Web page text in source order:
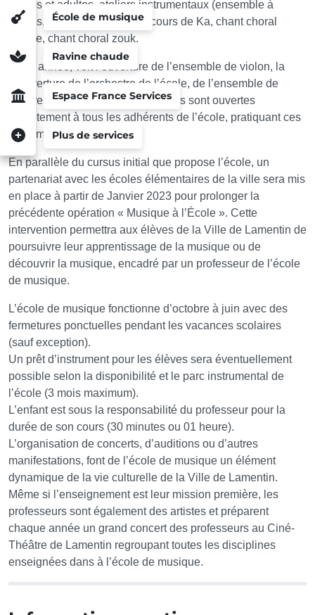
École de musique
Ravine chaude
Espace France Services
Plus de services
jeunes et adultes, ateliers instrumentaux (ensemble à
cordes, musique actuelle…) cours de Ka, chant choral
lyrique, chant choral zouk.
Cette année, voit l’ouverture de l’ensemble de violon, la
réouverture de l’orchestre de l’école, de l’ensemble de
guitare et de steel pan. Ces classes sont ouvertes
gratuitement à tous les adhérents de l’école, pratiquant ces
instruments.
En parallèle du cursus initial que propose l’école, un
partenariat avec les écoles élémentaires de la ville sera mis
en place à partir de Janvier 2023 pour prolonger la
précédente opération « Musique à l’École ». Cette
intervention permettra aux élèves de la Ville de Lamentin de
poursuivre leur apprentissage de la musique ou de
découvrir la musique, encadré par un professeur de l’école
de musique.
L’école de musique fonctionne d’octobre à juin avec des
fermetures ponctuelles pendant les vacances scolaires
(sauf exception).
Un prêt d’instrument pour les élèves sera éventuellement
possible selon la disponibilité et le parc instrumental de
l’école (3 mois maximum).
L’enfant est sous la responsabilité du professeur pour la
durée de son cours (30 minutes ou 01 heure).
L’organisation de concerts, d’auditions ou d’autres
manifestations, font de l’école de musique un élément
dynamique de la vie culturelle de la Ville de Lamentin.
Même si l’enseignement est leur mission première, les
professeurs sont également des artistes et préparent
chaque année un grand concert des professeurs au Ciné-
Théâtre de Lamentin regroupant toutes les disciplines
enseignées dans à l’école de musique.